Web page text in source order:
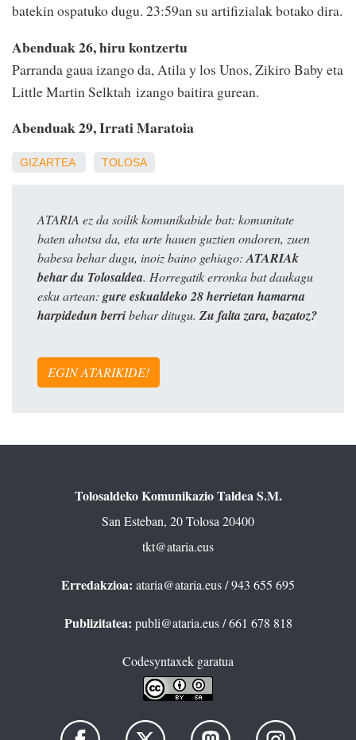
batekin ospatuko dugu. 23:59an su artifizialak botako dira.
Abenduak 26, hiru kontzertu
Parranda gaua izango da, Atila y los Unos, Zikiro Baby eta
Little Martin Selktah izango baitira gurean.
Abenduak 29, Irrati Maratoia
GIZARTEA TOLOSA
ATARIA ez da soilik komunikabide bat: komunitate
baten ahotsa da, eta urte hauen guztien ondoren, zuen
babesa behar dugu, inoiz baino gehiago: ATARIAk
behar du Tolosaldea. Horregatik erronka bat daukagu
esku artean: gure eskualdeko 28 herrietan hamarna
harpidedun berribehar ditugu. Zu falta zara, bazatoz?
EGIN ATARIKIDE!
Tolosaldeko Komunikazio Taldea S.M.
San Esteban, 20 Tolosa 20400
tkt@ataria.eus
Erredakzioa: ataria@ataria.eus/ 943 655 695
Publizitatea: publi@ataria.eus/ 661 678 818
Codesyntaxek garatua